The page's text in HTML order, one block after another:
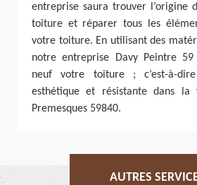
entreprise saura trouver l’origine
toiture et réparer tous les
votre toiture. En utilisant des
notre entreprise Davy Peintre
neuf votre toiture ; c’est-à-
esthétique et résistante dans
Premesques 59840.
AUTRES